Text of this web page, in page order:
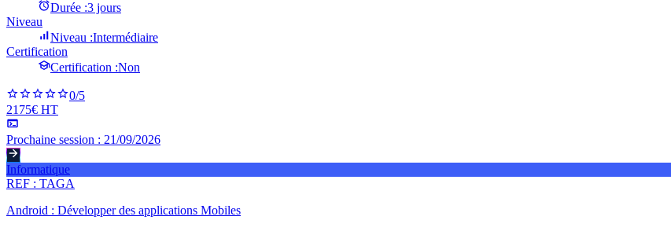
Durée :3 jours
Niveau
Niveau :Intermédiaire
Certification
Certification :Non
0/5
2175€ HT
Prochaine session : 21/09/2026
Informatique
REF : TAGA
Android : Développer des applications Mobiles